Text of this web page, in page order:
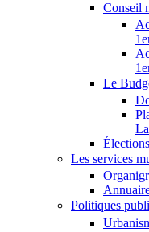
Conseil
Le
Élections
Les services
Politiques